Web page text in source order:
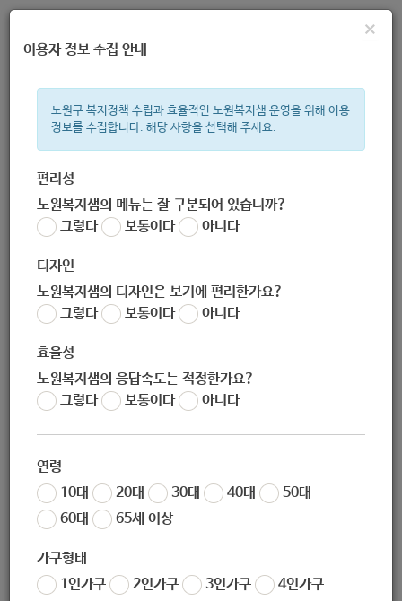
주간 인기검색어
한눈으로 보는 복지 정보
×
이용자 정보 수집 안내
노원구 복지정책 수립과 효율적인 노원복지샘 운영을 위해 이용
정보를 수집합니다. 해당 사항을 선택해 주세요.
편리성
노원복지샘의 메뉴는 잘 구분되어 있습니까?
그렇다
보통이다 아니다
디자인
노원복지샘의 디자인은 보기에 편리한가요?
그렇다
보통이다 아니다
효율성
노원복지샘의 응답속도는 적정한가요?
그렇다
보통이다 아니다
연령
10대
20대 30대 40대
50대
60대
65세 이상
가구형태
1인가구
2인가구 3인가구
4인가구
[하계종합사회복지관] 하계라온아띠 실내놀이터 개장
노원 복지샘
작성일 2020-10-21 10:00
안녕하세요~
코로나 19로 오랫동안 휴관을 하였던라온아띠 놀이터가 10
6(월)부터운영을 재개합니다
아래 사​항을 참고하시어 많은 관심 부탁드립니다. :)​